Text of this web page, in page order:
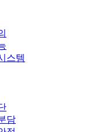
스템
담